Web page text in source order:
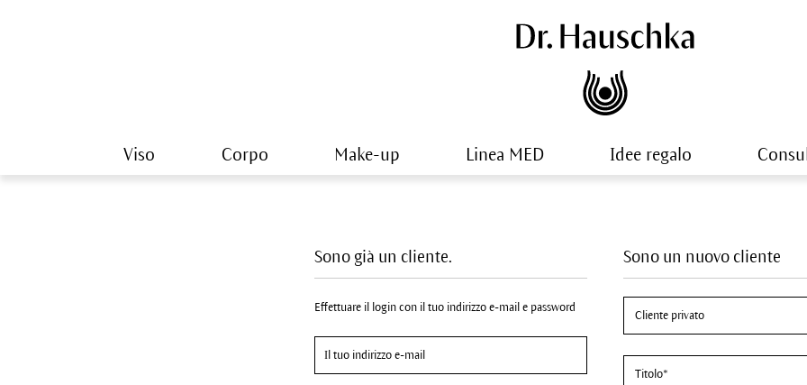
Viso Corpo Make-up Linea MED Idee regalo
Sono un nuovo cliente
Sono già un cliente.
Effettuare il login con il tuo indirizzo e-mail e password